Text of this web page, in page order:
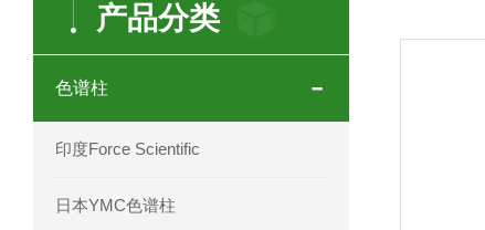
菟丝子 柠檬黄色谱柱
印度Force Scientific Rubitas色谱柱
产品分类
色谱柱
印度Force Scientific
日本YMC色谱柱